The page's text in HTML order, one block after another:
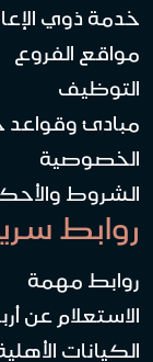
خدمة ذوي
مواقع الفروع
التوظيف
مبادئ وقواعد
الخصوصية
الشروط
روابط
روابط مهمة
الاستعلام عن
الكيانات